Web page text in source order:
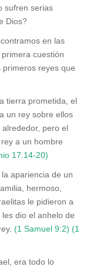
sufren serias
Dios?
en las
cuestión
reyes que
tierra prometida, el
un rey sobre ellos
pero el
a un hombre
17:14-20)
apariencia de un
hermoso,
le pidieron a
dio el anhelo de
(1 Samuel 9:2) (1
era todo lo